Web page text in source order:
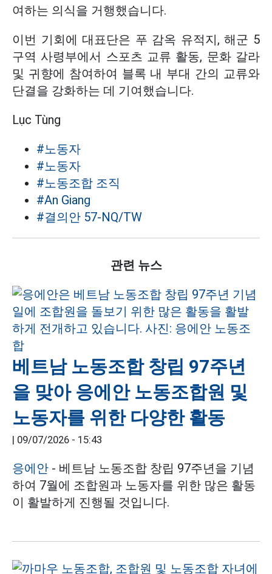
여하는 의식을 거행했습니다.
이번 기회에 대표단은 푸 감옥 유적지, 해군 5
구역 사령부에서 스포츠 교류 활동, 문화 갈라
및 귀향에 참여하여 블록 내 부대 간의 교류와
단결을 강화하는 데 기여했습니다.
Lục Tùng
#노동자
#노동자
#노동조합 조직
#An Giang
#결의안 57-NQ/TW
관련 뉴스
베트남 노동조합 창립 97주년
을 맞아 응에안 노동조합원 및
노동자를 위한 다양한 활동
| 09/07/2026 - 15:43
응에안 - 베트남 노동조합 창립 97주년을 기념
하여 7월에 조합원과 노동자를 위한 많은 활동
이 활발하게 진행될 것입니다.